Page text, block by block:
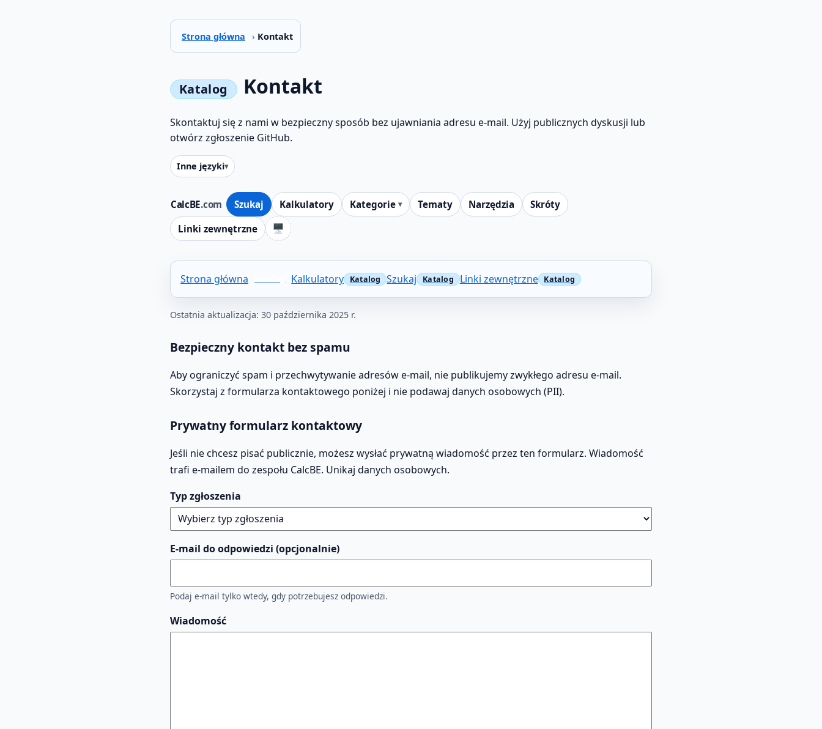
Strona główna › Kontakt
CalcBE.com Szukaj Kalkulatory Kategorie Tematy Narzędzia
Skróty
Linki zewnętrzne
🖥️
Kontakt
Skontaktuj się z nami w bezpieczny sposób bez ujawniania adresu e-mail. Użyj publicznych dyskusji lub
otwórz zgłoszenie GitHub.
Inne języki
Strona główna Kalkulatory Szukaj Linki zewnętrzne
Ostatnia aktualizacja: 30 października 2025 r.
Bezpieczny kontakt bez spamu
Aby ograniczyć spam i przechwytywanie adresów e‑mail, nie publikujemy zwykłego adresu e‑mail.
Skorzystaj z formularza kontaktowego poniżej i nie podawaj danych osobowych (PII).
Prywatny formularz kontaktowy
Jeśli nie chcesz pisać publicznie, możesz wysłać prywatną wiadomość przez ten formularz. Wiadomość
trafi e-mailem do zespołu CalcBE. Unikaj danych osobowych.
Typ zgłoszenia
E-mail do odpowiedzi (opcjonalnie)
Podaj e-mail tylko wtedy, gdy potrzebujesz odpowiedzi.
Wiadomość